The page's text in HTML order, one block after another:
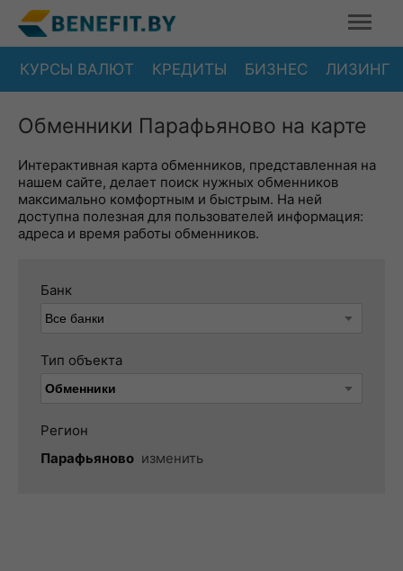
КУРСЫ ВАЛЮТ КРЕДИТЫ БИЗНЕС ЛИЗИНГ
Обменники Парафьяново на карте
Интерактивная карта обменников, представленная на
нашем сайте, делает поиск нужных обменников
максимально комфортным и быстрым. На ней
доступна полезная для пользователей информация:
адреса и время работы обменников.
Банк
Тип объекта
Регион
Парафьяново изменить